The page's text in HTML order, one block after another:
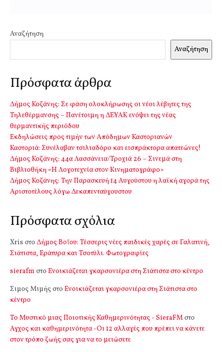
Αναζήτηση
Αναζήτηση
Πρόσφατα άρθρα
Δήμος Κοζάνης: Σε φάση ολοκλήρωσης οι νέοι λέβητες της
Τηλεθέρμανσης – Πανέτοιμη η ΔΕΥΑΚ ενόψει της νέας
θερμαντικής περιόδου
Εκδηλώσεις προς τιμήν των Απόδημων Καστοριανών
Καστοριά: Συνέλαβαν τσιλιαδόρο και εισπράκτορα απατεώνες!
Δήμος Κοζάνης: 44α Λασσάνεια/Τροχιά 26 – Σινεμά στη
Βιβλιοθήκη «Η Λογοτεχνία στον Κινηματογράφο»
Δήμος Κοζάνης: Την Παρασκευή 14 Αυγούστου η λαϊκή αγορά της
Αριστοτέλους λόγω Δεκαπενταύγουστου
Πρόσφατα σχόλια
Xris στο Δήμος Βοΐου: Τέσσερις νέες παιδικές χαρές σε Γαλατινή,
Σιάτιστα, Εράτυρα και Τσοτύλι. Φωτογραφίες
sierafm στο Ενοικιάζεται γκαρσονιέρα στη Σιάτιστα στο κέντρο
Σιμος Μιμής στο Ενοικιάζεται γκαρσονιέρα στη Σιάτιστα στο
κέντρο
Το Μυστικό μιας Ποιοτικής Καθημερινότητας - SieraFMστο
Αγχος και καθημερινότητα -Οι 12 αλλαγές που πρέπει να κάνετε
στον τρόπο ζωής σας για να το μειώσετε